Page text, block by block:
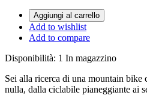
Aggiungi al carrello
Add to wishlist
Add to compare
Disponibilità: 1 In magazzino
Sei alla ricerca di una mountain bike
nulla, dalla ciclabile pianeggiante ai